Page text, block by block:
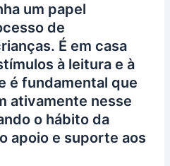
um papel
de
É em casa
à leitura e à
é fundamental que
ativamente nesse
o hábito da
apoio e suporte aos